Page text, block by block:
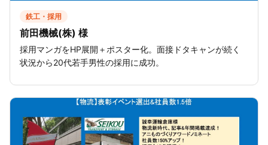
鉄工・採用
前田機械(株) 様
採用マンガをHP展開＋ポスター化。面接ドタキャンが続く
状況から20代若手男性の採用に成功。